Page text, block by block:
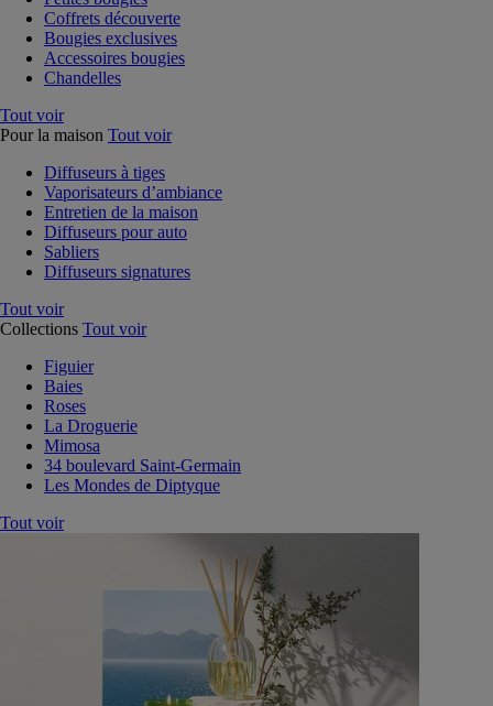
Coffrets découverte
Bougies exclusives
Accessoires bougies
Chandelles
Tout voir
Pour la maison Tout voir
Diffuseurs à tiges
Vaporisateurs d’ambiance
Entretien de la maison
Diffuseurs pour auto
Sabliers
Diffuseurs signatures
Tout voir
Collections Tout voir
Figuier
Baies
Roses
La Droguerie
Mimosa
34 boulevard Saint-Germain
Les Mondes de Diptyque
Tout voir